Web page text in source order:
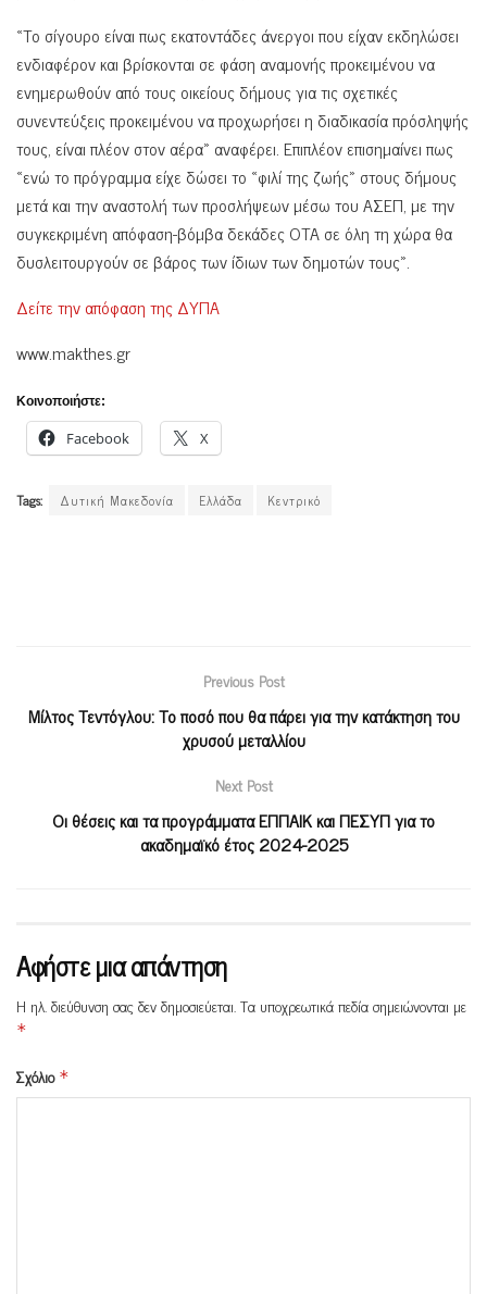
«Το σίγουρο είναι πως εκατοντάδες άνεργοι που είχαν εκδηλώσει
ενδιαφέρον και βρίσκονται σε φάση αναμονής προκειμένου να
ενημερωθούν από τους οικείους δήμους για τις σχετικές
συνεντεύξεις προκειμένου να προχωρήσει η διαδικασία πρόσληψής
τους, είναι πλέον στον αέρα» αναφέρει. Επιπλέον επισημαίνει πως
«ενώ το πρόγραμμα είχε δώσει το «φιλί της ζωής» στους δήμους
μετά και την αναστολή των προσλήψεων μέσω του ΑΣΕΠ, με την
συγκεκριμένη απόφαση-βόμβα δεκάδες ΟΤΑ σε όλη τη χώρα θα
δυσλειτουργούν σε βάρος των ίδιων των δημοτών τους».
Δείτε την απόφαση της ΔΥΠΑ
www.makthes.gr
Κοινοποιήστε:
Facebook X
Tags: Δυτική Μακεδονία Ελλάδα Κεντρικό
Previous Post
Μίλτος Τεντόγλου: Το ποσό που θα πάρει για την κατάκτηση του
χρυσού μεταλλίου
Next Post
Οι θέσεις και τα προγράμματα ΕΠΠΑΙΚ και ΠΕΣΥΠ για το
ακαδημαϊκό έτος 2024-2025
Αφήστε μια απάντηση
Η ηλ. διεύθυνση σας δεν δημοσιεύεται.Τα υποχρεωτικά πεδία σημειώνονται με
*
Σχόλιο *